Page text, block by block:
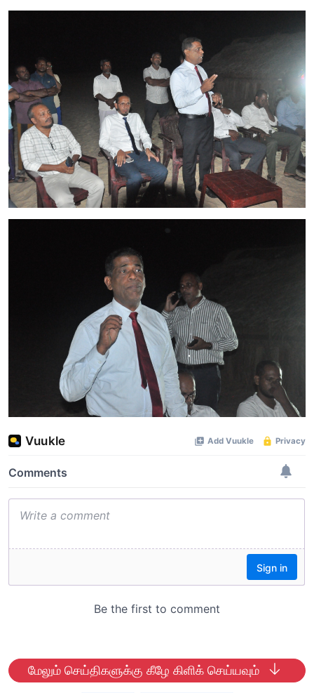
மேலும் செய்திகளுக்கு கீழே கிளிக் செய்யவும்